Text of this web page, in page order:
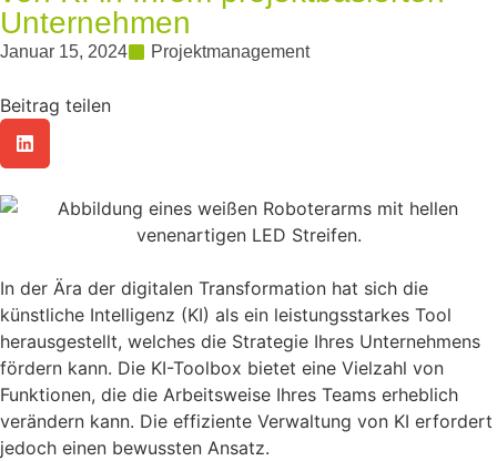
Unternehmen
Januar 15, 2024 Projektmanagement
Beitrag teilen
In der Ära der digitalen Transformation hat sich die
künstliche Intelligenz (KI) als ein leistungsstarkes Tool
herausgestellt, welches die Strategie Ihres Unternehmens
fördern kann. Die KI-Toolbox bietet eine Vielzahl von
Funktionen, die die Arbeitsweise Ihres Teams erheblich
verändern kann. Die effiziente Verwaltung von KI erfordert
jedoch einen bewussten Ansatz.